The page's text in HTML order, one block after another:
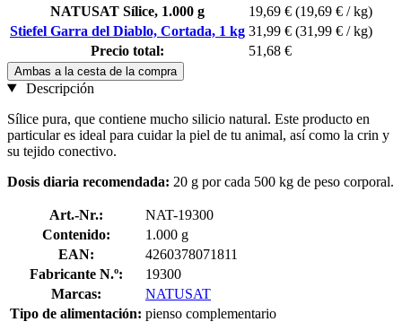
NATUSAT Sílice, 1.000 g 19,69 € (19,69 € / kg)
Stiefel Garra del Diablo, Cortada, 1 kg 31,99 € (31,99 € / kg)
Precio total:
51,68 €
Ambas a la cesta de la compra
Descripción
Sílice pura, que contiene mucho silicio natural. Este producto en
particular es ideal para cuidar la piel de tu animal, así como la crin y
su tejido conectivo.
Dosis diaria recomendada: 20 g por cada 500 kg de peso corporal.
Art.-Nr.:
NAT-19300
Contenido:
1.000 g
EAN:
4260378071811
Fabricante N.º:
19300
Marcas:
NATUSAT
Tipo de alimentación: pienso complementario